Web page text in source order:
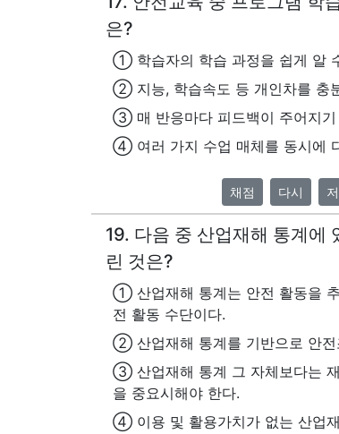
은?
① 학습자의 학습 과정을 쉽게 알
② 지능, 학습속도 등 개인차를 충
③ 매 반응마다 피드백이 주어지기
④ 여러 가지 수업 매체를 동시에
채점 다시
19. 다음 중 산업재해 통계에
린 것은?
① 산업재해 통계는 안전 활동을
전 활동 수단이다.
② 산업재해 통계를 기반으로 안전
③ 산업재해 통계 그 자체보다는
을 중요시해야 한다.
④ 이용 및 활용가치가 없는 산업